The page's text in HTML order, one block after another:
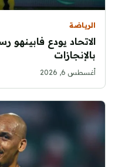
الرياضة
الاتحاد يودع فابينهو
بالإنجازات
أغسطس 6, 2026